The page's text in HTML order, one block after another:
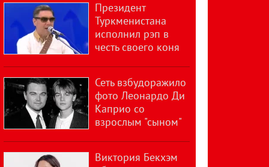
Президент
Туркменистана
исполнил рэп в
честь своего коня
Сеть взбудоражило
фото Леонардо Ди
Каприо со
взрослым "сыном"
Виктория Бекхэм